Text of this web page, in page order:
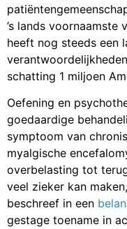
’s lands voornaamste
heeft nog steeds een
schatting 1 miljoen
Oefening en
goedaardige
symptoom van
myalgische
overbelasting tot
veel zieker kan
beschreef in een
gestage toename in